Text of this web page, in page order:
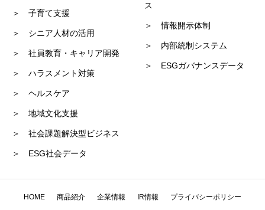
＞ 子育て支援
＞ シニア人材の活用
＞ 社員教育・キャリア開発
＞ ハラスメント対策
＞ ヘルスケア
＞ 地域文化支援
＞ 社会課題解決型ビジネス
＞ ESG社会データ
ス
＞ 情報開示体制
＞ 内部統制システム
＞ ESGガバナンスデータ
HOME 商品紹介 企業情報 IR情報 プライバシーポリシー